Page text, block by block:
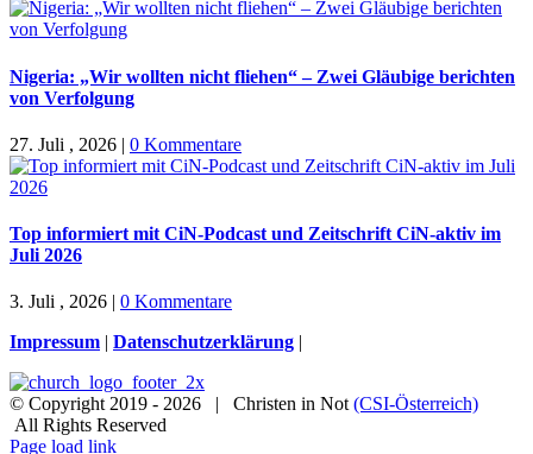
Nigeria: „Wir wollten nicht fliehen“ – Zwei Gläubige berichten
von Verfolgung
27. Juli , 2026 | 0 Kommentare
Top informiert mit CiN-Podcast und Zeitschrift CiN-aktiv im
Juli 2026
3. Juli , 2026 | 0 Kommentare
Impressum | Datenschutzerklärung |
© Copyright 2019 - 2026 | Christen in Not (CSI-Österreich)
All Rights Reserved
Facebook
Instagram
X
Spenden
Newsletter
Page load link